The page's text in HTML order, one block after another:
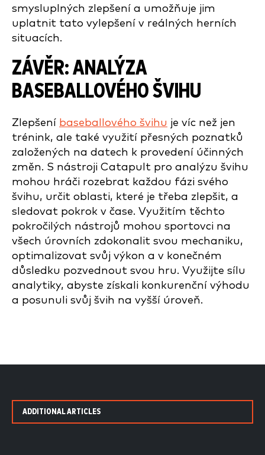
smysluplných zlepšení a umožňuje jim
uplatnit tato vylepšení v reálných herních
situacích.
ZÁVĚR: ANALÝZA
BASEBALLOVÉHO ŠVIHU
Zlepšení baseballového švihu je víc než jen
trénink, ale také využití přesných poznatků
založených na datech k provedení účinných
změn. S nástroji Catapult pro analýzu švihu
mohou hráči rozebrat každou fázi svého
švihu, určit oblasti, které je třeba zlepšit, a
sledovat pokrok v čase. Využitím těchto
pokročilých nástrojů mohou sportovci na
všech úrovních zdokonalit svou mechaniku,
optimalizovat svůj výkon a v konečném
důsledku pozvednout svou hru. Využijte sílu
analytiky, abyste získali konkurenční výhodu
a posunuli svůj švih na vyšší úroveň.
ADDITIONAL ARTICLES